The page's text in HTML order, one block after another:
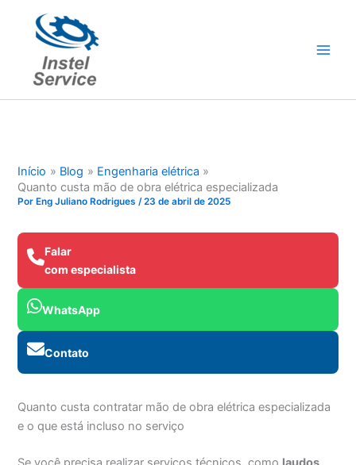
conteúdo
Início Blog
Engenharia elétrica
Quanto custa mão de obra elétrica especializada
Por Eng Juliano Rodrigues/23 de abril de 2025
Falar
com especialista
WhatsApp
Contato
Quanto custa contratar mão de obra elétrica especializada
e o que está incluso no serviço